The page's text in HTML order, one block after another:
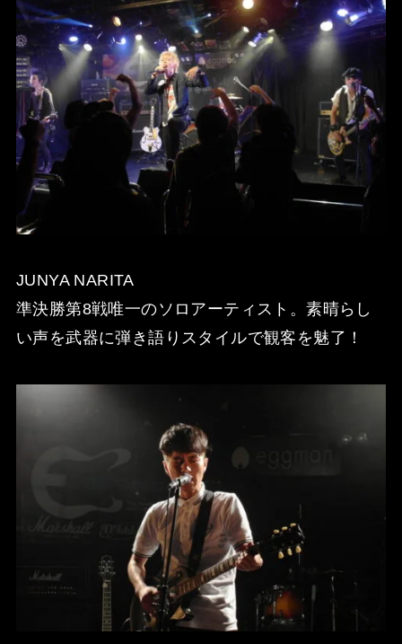
JUNYA NARITA
準決勝第8戦唯一のソロアーティスト。素晴らし
い声を武器に弾き語りスタイルで観客を魅了！